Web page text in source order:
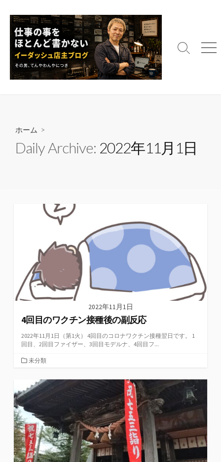
キ
検
メ
ホーム >
Daily Archive: 2022年11月1日
2022年11月1日
4回目のワクチン接種後の副反応
2022年11月1日（第1火） 4回目のコロナワクチン接種翌日です。 1
回目、2回目ファイザー、3回目モデルナ、4回目フ...
カ
リ
ー
未分類